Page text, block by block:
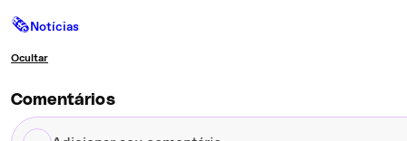
🗞Notícias
Ocultar
Comentários